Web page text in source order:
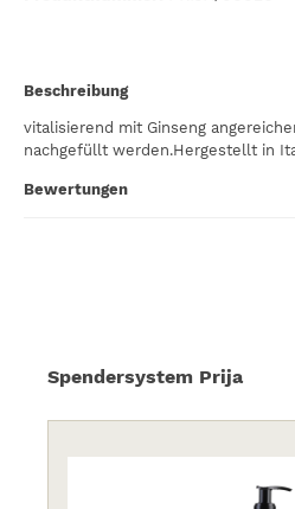
Beschreibung
vitalisierend mit Ginseng
nachgefüllt werden.Hergestellt in
Bewertungen
Produktgalerie überspringen
Spendersystem Prija